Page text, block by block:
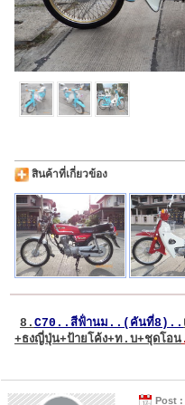
สินค้าที่เกี่ยวข้อง
8. C70..สีฟ้่านม..(คันที่8)..
+ธงญี่ปุ่น+ป้ายโค้ง+ท.บ+ชุดโอน
Post :